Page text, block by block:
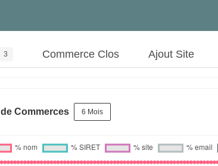
3 Commerce Clos Ajout Site
Commerces 6 Mois